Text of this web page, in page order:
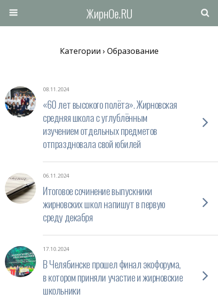
ЖирнОе.RU
Категории › Образование
08.11.2024
«60 лет высокого полёта». Жирновская
средняя школа с углублённым
изучением отдельных предметов
отпраздновала свой юбилей
06.11.2024
Итоговое сочинение выпускники
жирновских школ напишут в первую
среду декабря
17.10.2024
В Челябинске прошел финал экофорума,
в котором приняли участие и жирновские
школьники